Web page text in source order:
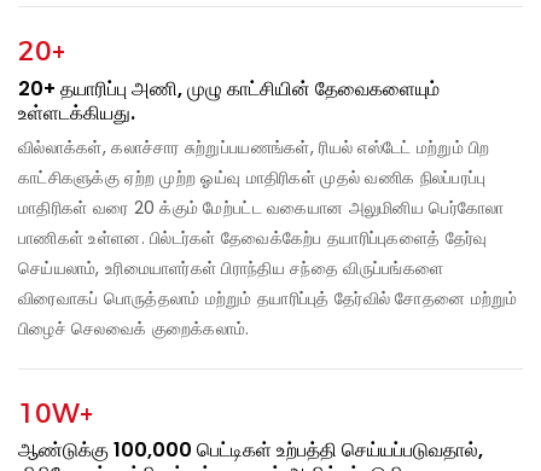
20+
20+ தயாரிப்பு அணி, முழு காட்சியின் தேவைகளையும்
உள்ளடக்கியது.
வில்லாக்கள், கலாச்சார சுற்றுப்பயணங்கள், ரியல் எஸ்டேட் மற்றும் பிற
காட்சிகளுக்கு ஏற்ற முற்ற ஓய்வு மாதிரிகள் முதல் வணிக நிலப்பரப்பு
மாதிரிகள் வரை 20 க்கும் மேற்பட்ட வகையான அலுமினிய பெர்கோலா
பாணிகள் உள்ளன. பில்டர்கள் தேவைக்கேற்ப தயாரிப்புகளைத் தேர்வு
செய்யலாம், உரிமையாளர்கள் பிராந்திய சந்தை விருப்பங்களை
விரைவாகப் பொருத்தலாம் மற்றும் தயாரிப்புத் தேர்வில் சோதனை மற்றும்
பிழைச் செலவைக் குறைக்கலாம்.
10W+
ஆண்டுக்கு 100,000 பெட்டிகள் உற்பத்தி செய்யப்படுவதால்,